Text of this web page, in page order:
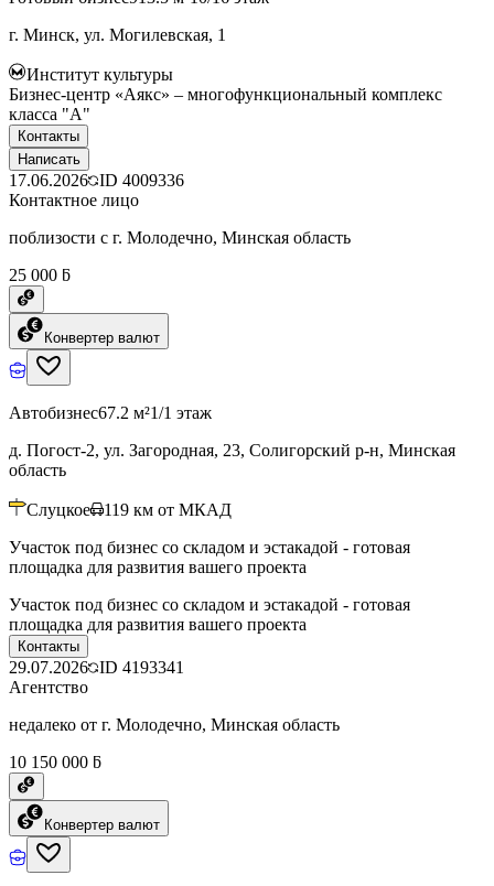
г. Минск, ул. Могилевская, 1
Институт культуры
Бизнес-центр «Аякс» – многофункциональный комплекс
класса "А"
Контакты
Написать
17.06.2026 ID 4009336
Контактное лицо
поблизости с г. Молодечно, Минская область
25 000 ƃ
Конвертер валют
Автобизнес67.2 м²1/1 этаж
д. Погост-2, ул. Загородная, 23, Солигорский р-н, Минская
область
Слуцкое 119 км от МКАД
Участок под бизнес со складом и эстакадой - готовая
площадка для развития вашего проекта
Участок под бизнес со складом и эстакадой - готовая
площадка для развития вашего проекта
Контакты
29.07.2026 ID 4193341
Агентство
недалеко от г. Молодечно, Минская область
10 150 000 ƃ
Конвертер валют